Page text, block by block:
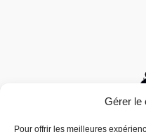
Gérer le
Pour offrir les meilleures